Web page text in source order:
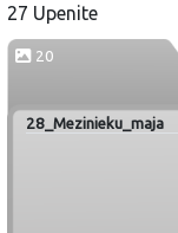
27 Upenite
20
28_Mezinieku_maja